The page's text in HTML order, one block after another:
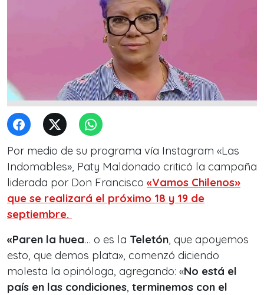
Por medio de su programa vía Instagram «Las
Indomables», Paty Maldonado criticó la campaña
liderada por Don Francisco «Vamos Chilenos»
que se realizará el próximo 18 y 19 de
septiembre.
«Paren la huea… o es la Teletón, que apoyemos
esto, que demos plata», comenzó diciendo
molesta la opinóloga, agregando: «No está el
país en las condiciones, terminemos con el